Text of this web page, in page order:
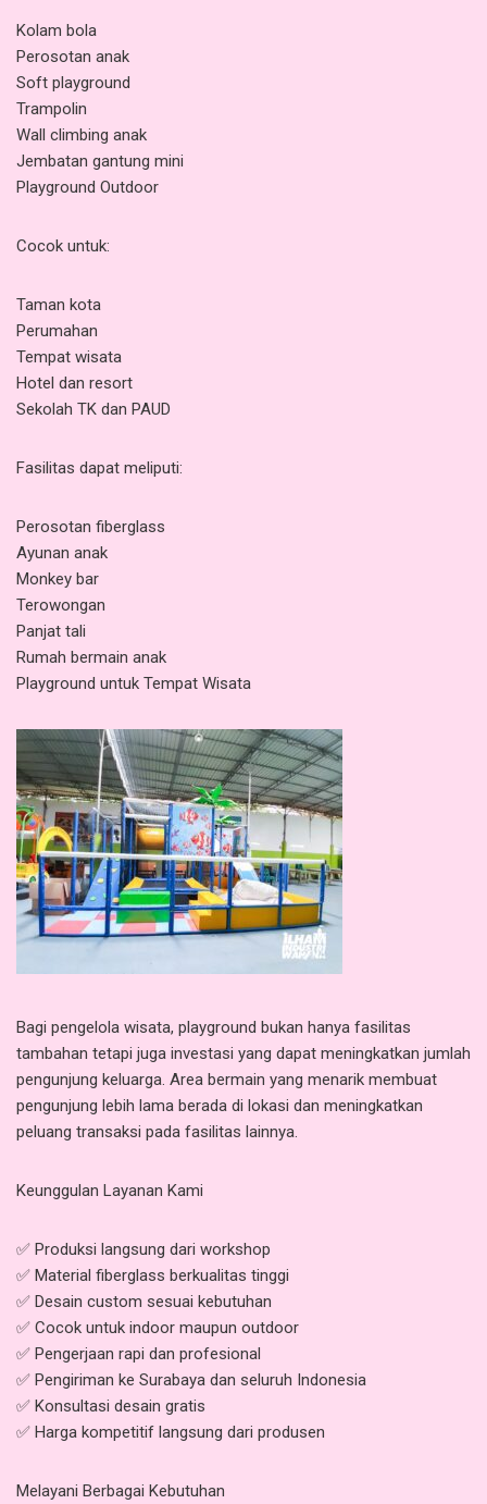
Kolam bola
Perosotan anak
Soft playground
Trampolin
Wall climbing anak
Jembatan gantung mini
Playground Outdoor
Cocok untuk:
Taman kota
Perumahan
Tempat wisata
Hotel dan resort
Sekolah TK dan PAUD
Fasilitas dapat meliputi:
Perosotan fiberglass
Ayunan anak
Monkey bar
Terowongan
Panjat tali
Rumah bermain anak
Playground untuk Tempat Wisata
Bagi pengelola wisata, playground bukan hanya fasilitas
tambahan tetapi juga investasi yang dapat meningkatkan jumlah
pengunjung keluarga. Area bermain yang menarik membuat
pengunjung lebih lama berada di lokasi dan meningkatkan
peluang transaksi pada fasilitas lainnya.
Keunggulan Layanan Kami
✅ Produksi langsung dari workshop
✅ Material fiberglass berkualitas tinggi
✅ Desain custom sesuai kebutuhan
✅ Cocok untuk indoor maupun outdoor
✅ Pengerjaan rapi dan profesional
✅ Pengiriman ke Surabaya dan seluruh Indonesia
✅ Konsultasi desain gratis
✅ Harga kompetitif langsung dari produsen
Melayani Berbagai Kebutuhan